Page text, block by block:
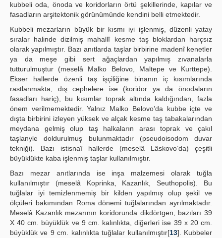
kubbeli oda, önoda ve koridorların örtü şekillerinde, kapılar ve
fasadların arşitektonik görünümünde kendini belli etmektedir.
Kubbeli mezarların büyük bir kısmı iyi işlenmiş, düzenli yatay
sıralar halinde dizilmiş mahallî kesme taş bloklardan harçsız
olarak yapılmıştır. Bazı anıtlarda taşlar birbirine madenî kenetler
ya da meşe gibi sert ağaçlardan yapılmış zıvanalarla
tutturulmuştur (meselâ Malko Belovo, Maltepe ve Kurttepe).
Ekser hallerde özenli taş işçiliğine binanın iç kısımlarında
rastlanmakta, dış cephelere ise (koridor ya da önodaların
fasadları hariç), bu kısımlar toprak altında kaldığından, fazla
önem verilmemektedir. Yalnız Malko Belovo’da kubbe içte ve
dışta birbirini izleyen yüksek ve alçak kesme taş tabakalarından
meydana gelmiş olup taş halkaların arası toprak ve çakıl
taşlanyle doldurulmuş bulunmaktadır (pseudoisodom duvar
tekniği). Bazı istisnaî hallerde (meselâ Lâskovo’da) çeşitli
büyüklükte kaba işlenmiş taşlar kullanılmıştır.
Bazı mezar anıtlarında ise inşa malzemesi olarak tuğla
kullanılmıştır (meselâ Koprinka, Kazanlık, Seuthopolis). Bu
tuğlalar iyi temizlenmemiş bir kilden yapılmış olup şekil ve
ölçüleri bakımından Roma dönemi tuğlalarından ayrılmaktadır.
Meselâ Kazanlık mezarının koridorunda dikdörtgen, bazıları 39
X 40 cm. büyüklük ve 9 cm. kalınlıkta, diğerleri ise 39 x 20 cm.
büyüklük ve 9 cm. kalınlıkta tuğlalar kullanılmıştır[13]. Kubbeler